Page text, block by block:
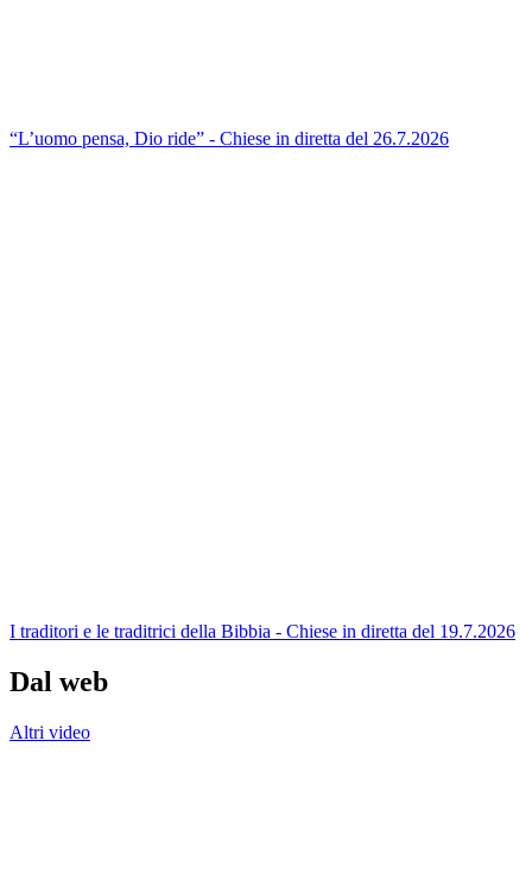
“L’uomo pensa, Dio ride” - Chiese in diretta del 26.7.2026
I traditori e le traditrici della Bibbia - Chiese in diretta del 19.7.2026
Dal web
Altri video